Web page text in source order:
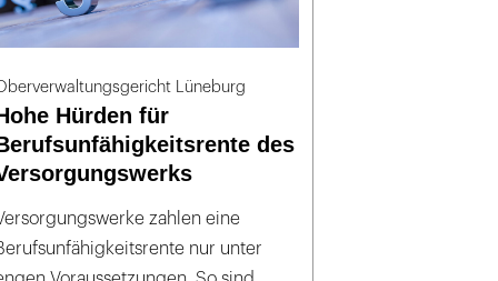
Lüneburg
Hürden für
des
zahlen eine
nur unter